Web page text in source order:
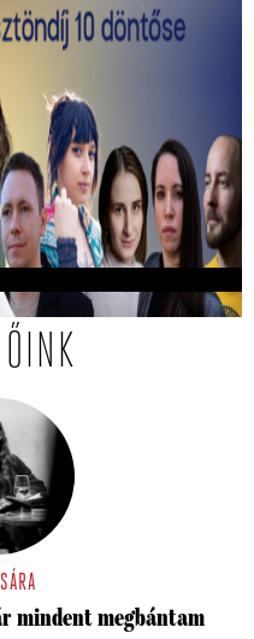
os Mastercard -
10 döntősét!
két győztes.
mindent megbántam